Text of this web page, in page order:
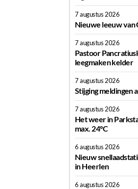
7 augustus 2026
Nieuwe leeuw
7 augustus 2026
Pastoor
leegmaken kelder
7 augustus 2026
Stijging meldingen
7 augustus 2026
Het weer in
max. 24°C
6 augustus 2026
Nieuw
in Heerlen
6 augustus 2026